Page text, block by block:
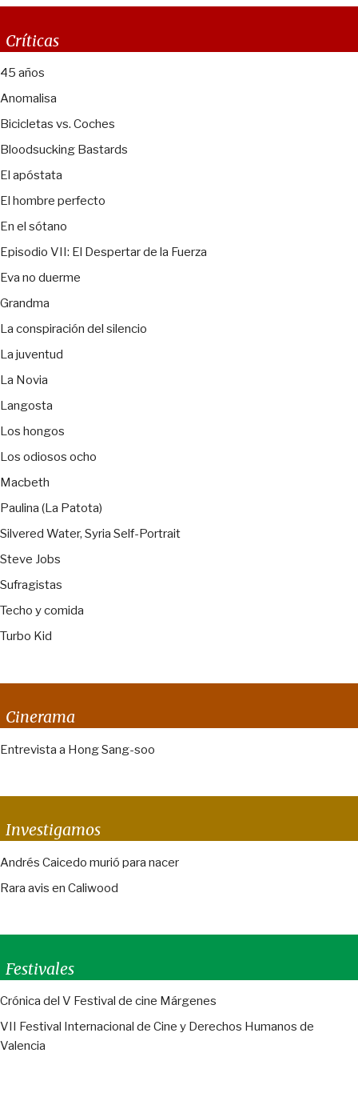
Críticas
45 años
Anomalisa
Bicicletas vs. Coches
Bloodsucking Bastards
El apóstata
El hombre perfecto
En el sótano
Episodio VII: El Despertar de la Fuerza
Eva no duerme
Grandma
La conspiración del silencio
La juventud
La Novia
Langosta
Los hongos
Los odiosos ocho
Macbeth
Paulina (La Patota)
Silvered Water, Syria Self-Portrait
Steve Jobs
Sufragistas
Techo y comida
Turbo Kid
Cinerama
Entrevista a Hong Sang-soo
Investigamos
Andrés Caicedo murió para nacer
Rara avis en Caliwood
Festivales
Crónica del V Festival de cine Márgenes
VII Festival Internacional de Cine y Derechos Humanos de
Valencia